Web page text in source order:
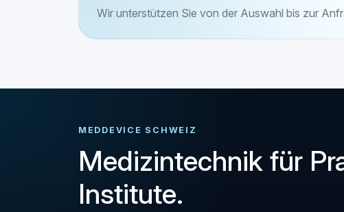
Wir unterstützen Sie von der Auswahl bis zur
MEDDEVICE SCHWEIZ
Medizintechnik für
Institute.